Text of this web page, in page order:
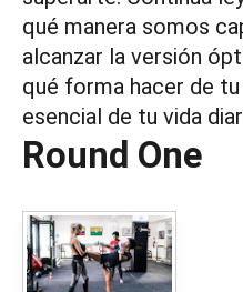
qué manera somos
alcanzar la versión
qué forma hacer de
esencial de tu vida
Round One